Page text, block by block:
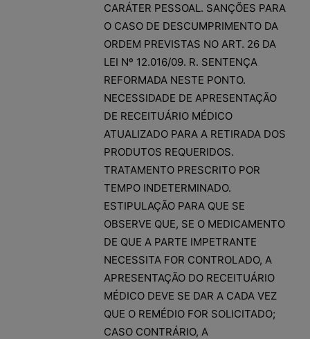
CARÁTER PESSOAL. SANÇÕES PARA
O CASO DE DESCUMPRIMENTO DA
ORDEM PREVISTAS NO ART. 26 DA
LEI Nº 12.016/09. R. SENTENÇA
REFORMADA NESTE PONTO.
NECESSIDADE DE APRESENTAÇÃO
DE RECEITUÁRIO MÉDICO
ATUALIZADO PARA A RETIRADA DOS
PRODUTOS REQUERIDOS.
TRATAMENTO PRESCRITO POR
TEMPO INDETERMINADO.
ESTIPULAÇÃO PARA QUE SE
OBSERVE QUE, SE O MEDICAMENTO
DE QUE A PARTE IMPETRANTE
NECESSITA FOR CONTROLADO, A
APRESENTAÇÃO DO RECEITUÁRIO
MÉDICO DEVE SE DAR A CADA VEZ
QUE O REMÉDIO FOR SOLICITADO;
CASO CONTRÁRIO, A